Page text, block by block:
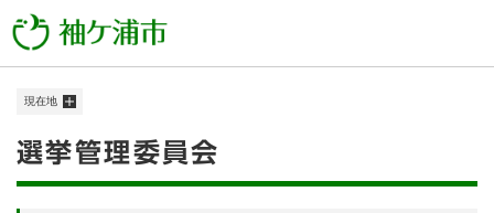
ー
メニューを飛ばして本文へ
現在地
本
選挙管理委員会